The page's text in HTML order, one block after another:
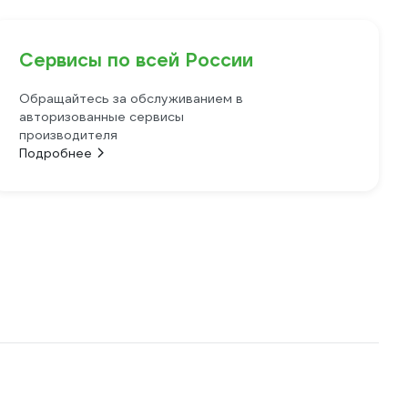
Сервисы по всей России
Обращайтесь за обслуживанием в
авторизованные сервисы
производителя
Подробнее